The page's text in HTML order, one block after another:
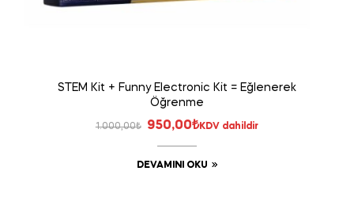
STEM Kit + Funny Electronic Kit = Eğlenerek
Öğrenme
1.000,00₺
Orijinal
fiyat:
1.000,00₺.
950,00₺
Şu
andaki
fiyat:
KDV dahildir
DEVAMINI OKU